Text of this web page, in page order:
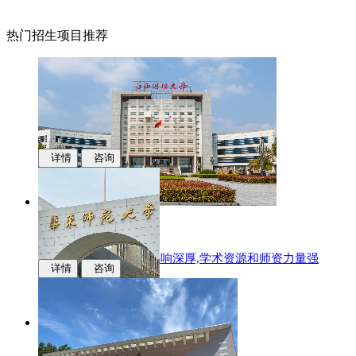
热门招生项目推荐
江西财经大学
国际化办学,学科专业影响深厚,学术资源和师资力量强
详情 咨询
华东师范大学
详情 咨询